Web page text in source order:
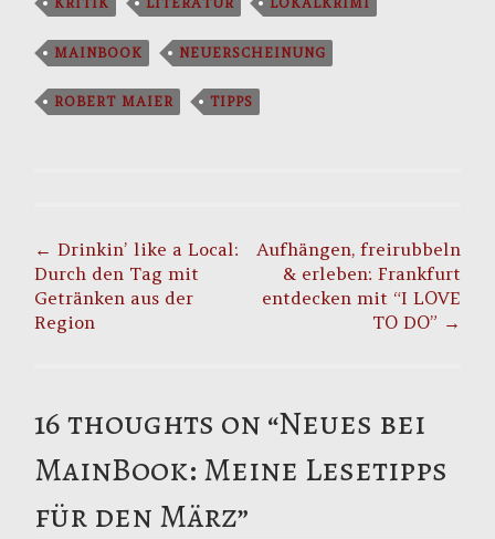
MAINBOOK NEUERSCHEINUNG
ROBERT MAIER TIPPS
navigation
← Drinkin’ like a Local:
Durch den Tag mit
Getränken aus der
Region
Aufhängen, freirubbeln
& erleben: Frankfurt
entdecken mit “I LOVE
TO DO” →
16 thoughts on “Neues bei
MainBook: Meine Lesetipps
für den März”